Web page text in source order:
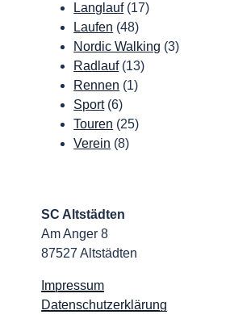
Langlauf(17)
Laufen (48)
Nordic Walking (3)
Radlauf(13)
Rennen (1)
Sport(6)
Touren (25)
Verein (8)
SC Altstädten
Am Anger 8
87527 Altstädten
Impressum
Datenschutzerklärung